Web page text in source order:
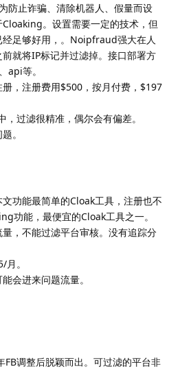
防止诈骗、清除机器人、假量而设
。设置需要一定的技术，但
足够好用，。Noipfraud强大在人
就将IP标记并过滤掉。接口部署方
api等。
，注册费用$500，按月付费，$197
过滤很精准，偶尔会有偏差。
。
功能最简单的Cloak工具，注册也不
功能，最便宜的Cloak工具之一。
，不能过滤平台审核。没有追踪分
。
会进来问题流量。
调整后脱颖而出。可过滤的平台非